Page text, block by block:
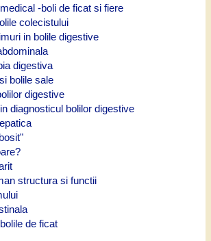
-boli de ficat si fiere
colecistului
in bolile digestive
digestiva
bolile sale
digestive
diagnosticul bolilor digestive
structura si functii
de ficat